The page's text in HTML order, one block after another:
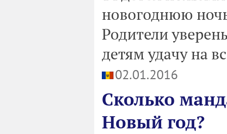
новогоднюю
Родители
детям удачу на
02.01.2016
Сколько
Новый год?